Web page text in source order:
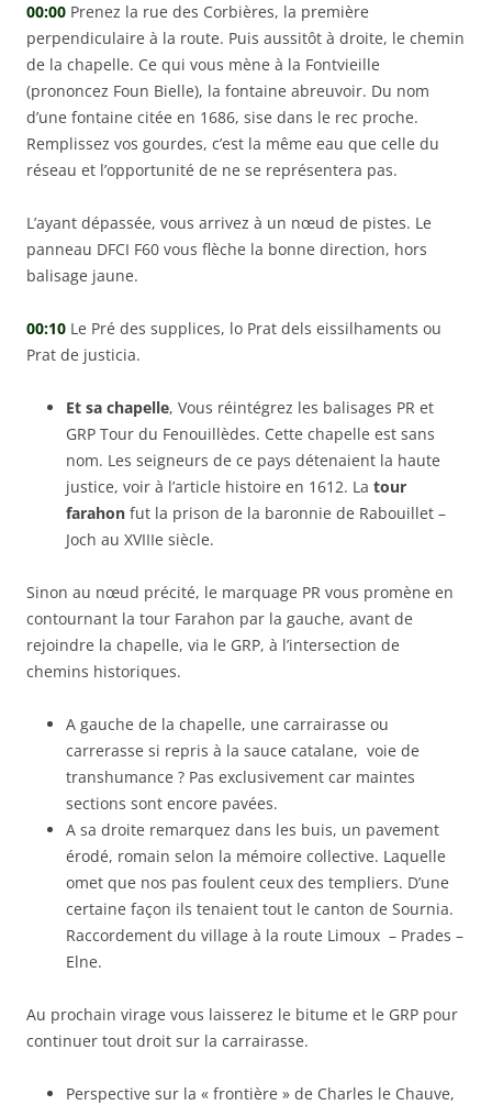
00:00 Prenez la rue des Corbières, la première
perpendiculaire à la route. Puis aussitôt à droite, le chemin
de la chapelle. Ce qui vous mène à la Fontvieille
(prononcez Foun Bielle), la fontaine abreuvoir. Du nom
d’une fontaine citée en 1686, sise dans le rec proche.
Remplissez vos gourdes, c’est la même eau que celle du
réseau et l’opportunité de ne se représentera pas.
L’ayant dépassée, vous arrivez à un nœud de pistes. Le
panneau DFCI F60 vous flèche la bonne direction, hors
balisage jaune.
00:10 Le Pré des supplices, lo Prat dels eissilhaments ou
Prat de justicia.
Et sa chapelle, Vous réintégrez les balisages PR et
GRP Tour du Fenouillèdes. Cette chapelle est sans
nom. Les seigneurs de ce pays détenaient la haute
justice, voir à l’article histoire en 1612. La tour
farahon fut la prison de la baronnie de Rabouillet –
Joch au XVIIIe siècle.
Sinon au nœud précité, le marquage PR vous promène en
contournant la tour Farahon par la gauche, avant de
rejoindre la chapelle, via le GRP, à l’intersection de
chemins historiques.
A gauche de la chapelle, une carrairasse ou
carrerasse si repris à la sauce catalane, voie de
transhumance ? Pas exclusivement car maintes
sections sont encore pavées.
A sa droite remarquez dans les buis, un pavement
érodé, romain selon la mémoire collective. Laquelle
omet que nos pas foulent ceux des templiers. D’une
certaine façon ils tenaient tout le canton de Sournia.
Raccordement du village à la route Limoux – Prades –
Elne.
Au prochain virage vous laisserez le bitume et le GRP pour
continuer tout droit sur la carrairasse.
Perspective sur la « frontière » de Charles le Chauve,